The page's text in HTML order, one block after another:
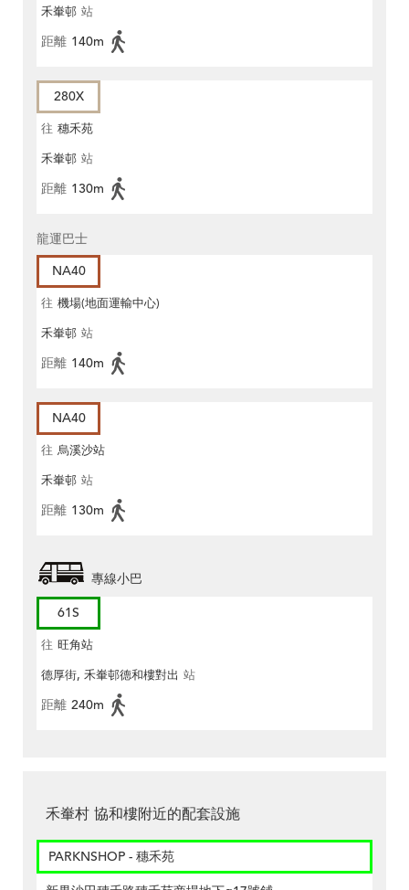
禾輋邨 站
距離 140m
280X
往 穗禾苑
禾輋邨 站
距離 130m
龍運巴士
NA40
往 機場(地面運輸中心)
禾輋邨 站
距離 140m
NA40
往 烏溪沙站
禾輋邨 站
距離 130m
專線小巴
61S
往 旺角站
德厚街, 禾輋邨德和樓對出 站
距離 240m
禾輋村 協和樓附近的配套設施
PARKNSHOP - 穗禾苑